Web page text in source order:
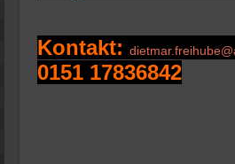
Kontakt:
0151 17836842